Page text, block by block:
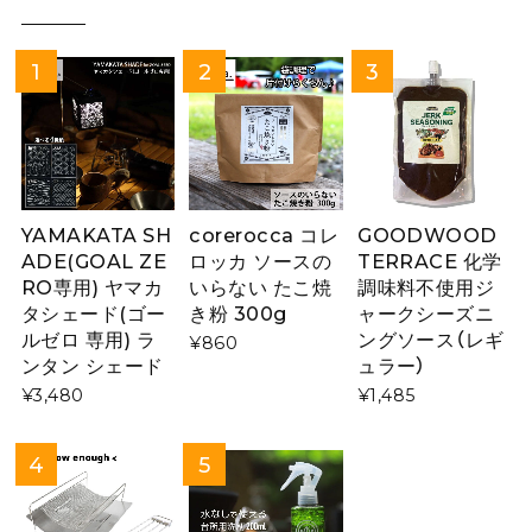
YAMAKATA SH
ADE(GOAL ZE
RO専用) ヤマカ
タシェード(ゴー
ルゼロ 専用) ラ
ンタン シェード
¥3,480
corerocca コレ
ロッカ ソースの
いらない たこ焼
き粉 300g
¥860
GOODWOOD
TERRACE 化学
調味料不使用ジ
ャークシーズニ
ングソース（レギ
ュラー）
¥1,485